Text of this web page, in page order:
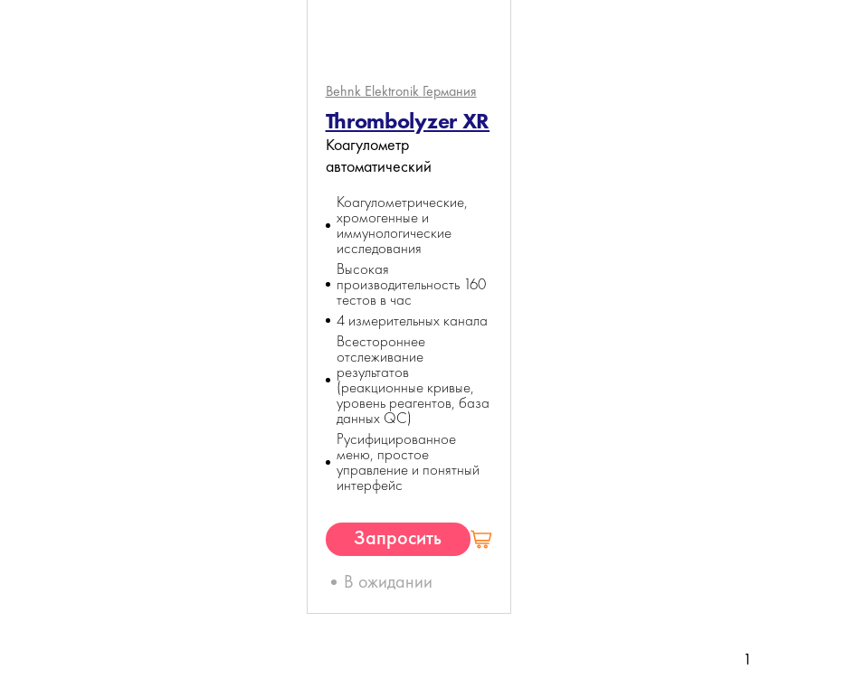
Behnk Elektronik Германия
Thrombolyzer XR
Коагулометр
автоматический
Коагулометрические,
хромогенные и
иммунологические
исследования
Высокая
производительность 160
тестов в час
4 измерительных канала
Всестороннее
отслеживание
результатов
(реакционные кривые,
уровень реагентов, база
данных QC)
Русифицированное
меню, простое
управление и понятный
интерфейс
Запросить
В ожидании
1